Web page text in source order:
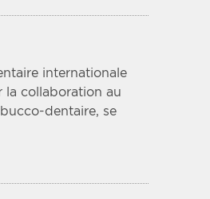
deux
une date de débutChoisir une date de fin
internationale
la collaboration au
dentaire, se